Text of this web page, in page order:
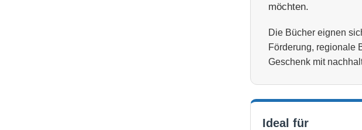
möchten.
Die Bücher eignen
Förderung, regionale
Geschenk mit
Ideal für